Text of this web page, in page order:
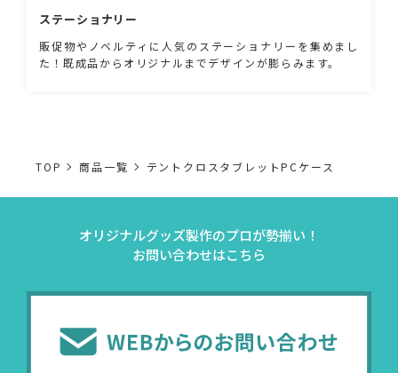
ステーショナリー
販促物やノベルティに人気のステーショナリーを集めまし
た！既成品からオリジナルまでデザインが膨らみます。
TOP 商品一覧 テントクロスタブレットPCケース
オリジナルグッズ製作のプロが勢揃い！
お問い合わせはこちら